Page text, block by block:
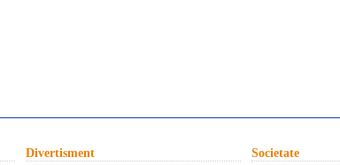
Divertisment Societate